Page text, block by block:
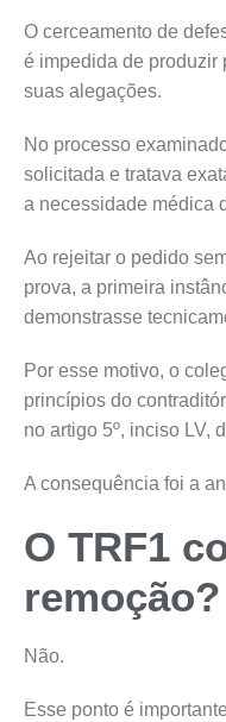
O cerceamento de
é impedida de produzir
suas alegações.
No processo
solicitada e tratava
a necessidade médica
Ao rejeitar o pedido
prova, a primeira
demonstrasse
Por esse motivo, o
princípios do
no artigo 5º, inciso LV,
A consequência foi a
O TRF1
remoção?
Não.
Esse ponto é